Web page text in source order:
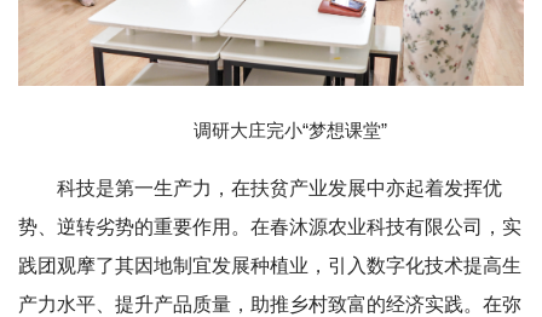
调研大庄完小“梦想课堂”
科技是第一生产力，在扶贫产业发展中亦起着发挥优
势、逆转劣势的重要作用。在春沐源农业科技有限公司，实
践团观摩了其因地制宜发展种植业，引入数字化技术提高生
产力水平、提升产品质量，助推乡村致富的经济实践。在弥